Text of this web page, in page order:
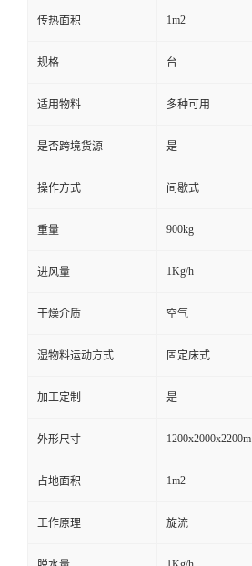
传热面积 1m2
规格 台
适用物料 多种可用
是否跨境货源 是
操作方式 间歇式
重量 900kg
进风量 1Kg/h
干燥介质 空气
湿物料运动方式 固定床式
加工定制 是
外形尺寸 1200x2000x2200m
占地面积 1m2
工作原理 旋流